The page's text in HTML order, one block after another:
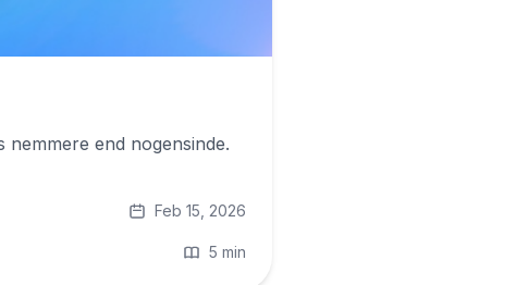
end nogensinde.
Feb 15, 2026
5 min